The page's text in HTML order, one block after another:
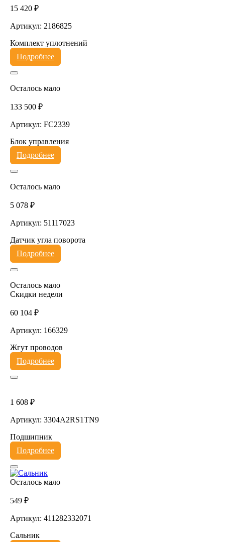
15 420 ₽
Артикул: 2186825
Комплект уплотнений
Подробнее
Осталось мало
133 500 ₽
Артикул: FC2339
Блок управления
Подробнее
Осталось мало
5 078 ₽
Артикул: 51117023
Датчик угла поворота
Подробнее
Осталось мало
Скидки недели
60 104 ₽
Артикул: 166329
Жгут проводов
Подробнее
1 608 ₽
Артикул: 3304A2RS1TN9
Подшипник
Подробнее
Осталось мало
549 ₽
Артикул: 411282332071
Сальник